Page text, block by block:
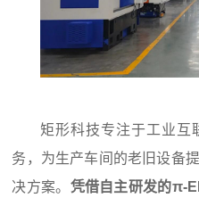
矩形科技专注于工业互
务，为生产车间的老旧设备
决方案。 凭借自主研发的π-